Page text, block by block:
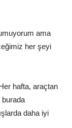
ama
her şeyi
hafta, araçtan
burada
daha iyi